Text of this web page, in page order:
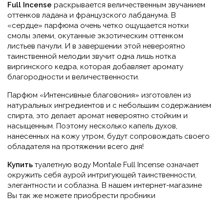
Full Incense раскрывается величественным звучанием
оттенков ладана и французского лабданума. В
«сердце» парфюма очень четко ощущается нотки
смолы элеми, окутанные экзотическим оттенком
листьев пачули. И в завершении этой невероятно
таинственной мелодии звучит одна лишь нотка
виргинского кедра, которая добавляет аромату
благородности и величественности.
Парфюм «Интенсивные благовония» изготовлен из
натуральных ингредиентов и с небольшим содержанием
спирта, это делает аромат невероятно стойким и
насыщенным. Поэтому несколько капель духов,
нанесенных на кожу утром, будут сопровождать своего
обладателя на протяжении всего дня!
Купить туалетную воду Montale Full Incense означает
окружить себя аурой интригующей таинственности,
элегантности и соблазна. В нашем интернет-магазине
Вы так же можете приобрести пробники